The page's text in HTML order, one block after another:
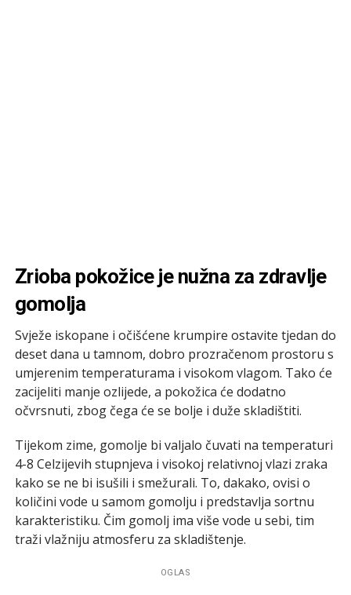
Zrioba pokožice je nužna za zdravlje
gomolja
Svježe iskopane i očišćene krumpire ostavite tjedan do
deset dana u tamnom, dobro prozračenom prostoru s
umjerenim temperaturama i visokom vlagom. Tako će
zacijeliti manje ozlijede, a pokožica će dodatno
očvrsnuti, zbog čega će se bolje i duže skladištiti.
Tijekom zime, gomolje bi valjalo čuvati na temperaturi
4-8 Celzijevih stupnjeva i visokoj relativnoj vlazi zraka
kako se ne bi isušili i smežurali. To, dakako, ovisi o
količini vode u samom gomolju i predstavlja sortnu
karakteristiku. Čim gomolj ima više vode u sebi, tim
traži vlažniju atmosferu za skladištenje.
OGLAS